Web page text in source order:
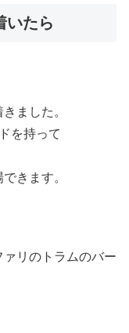
いたら
ました。
を持って
きます。
リのトラムのバー